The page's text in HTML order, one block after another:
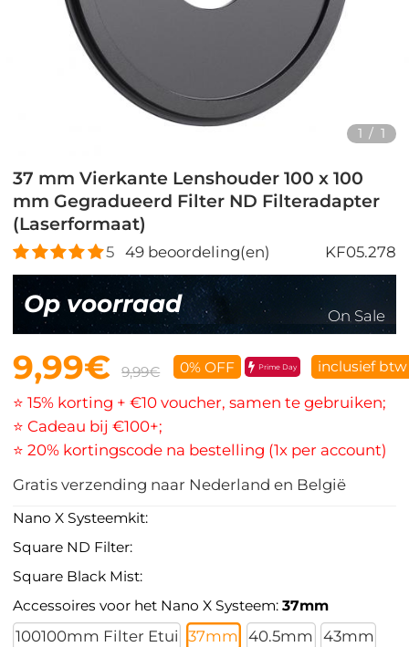
1 / 1
37 mm Vierkante Lenshouder 100 x 100
mm Gegradueerd Filter ND Filteradapter
(Laserformaat)
5 49beoordeling(en) KF05.278
Op voorraad On Sale
9,99€ 9,99€ 0% OFF Prime Day inclusief btw
⭐ 15% korting + €10 voucher, samen te gebruiken;
⭐ Cadeau bij €100+;
⭐ 20% kortingscode na bestelling (1x per account)
Gratis verzending naar Nederland en België
Nano X Systeemkit:
Square ND Filter:
Square Black Mist:
Accessoires voor het Nano X Systeem:37mm
100100mm Filter Etui 37mm 40.5mm 43mm